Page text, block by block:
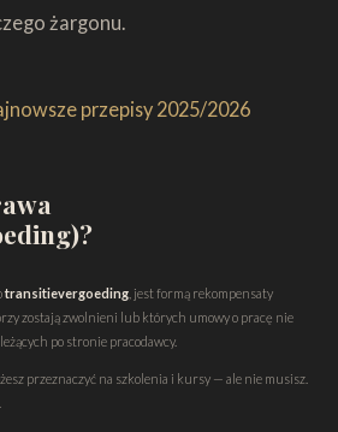
żargonu.
przepisy 2025/2026
transitievergoeding , jest formą rekompensaty
zostają zwolnieni lub których umowy o pracę nie
po stronie pracodawcy.
przeznaczyć na szkolenia i kursy — ale nie musisz.